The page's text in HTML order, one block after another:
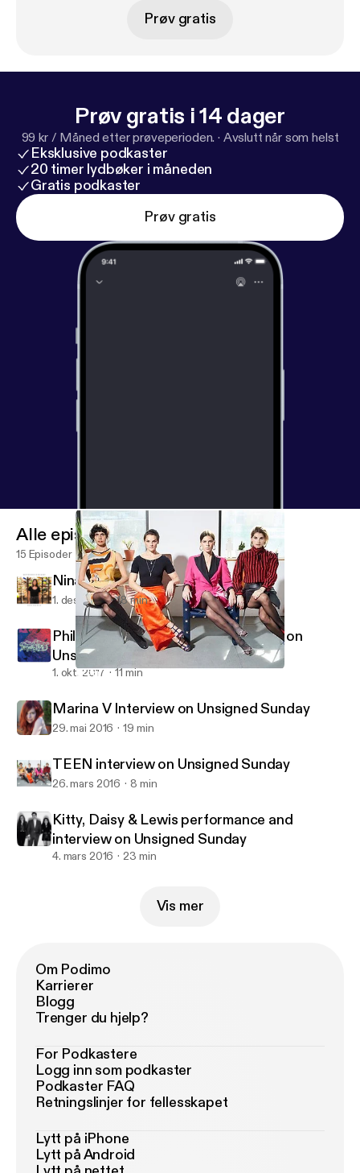
Prøv gratis
Prøv gratis i 14 dager
99 kr / Måned etter prøveperioden. · Avslutt når som helst
Eksklusive podkaster
20 timer lydbøker i måneden
Gratis podkaster
Prøv gratis
TEEN interview on Unsigned Sunday
Alle episoder
15 Episoder
Nina Francis on 88.5 FM
1. des. 2017 18 min
Phil Pirrone (Desert Daze) Interview on
Unsigned Sunday
1. okt. 2017 11 min
Marina V Interview on Unsigned Sunday
29. mai 2016 19 min
TEEN interview on Unsigned Sunday
26. mars 2016 8 min
Kitty, Daisy & Lewis performance and
interview on Unsigned Sunday
4. mars 2016 23 min
Vis mer
Om Podimo
Karrierer
Blogg
Trenger du hjelp?
For Podkastere
Logg inn som podkaster
Podkaster FAQ
Retningslinjer for fellesskapet
Lytt på iPhone
Lytt på Android